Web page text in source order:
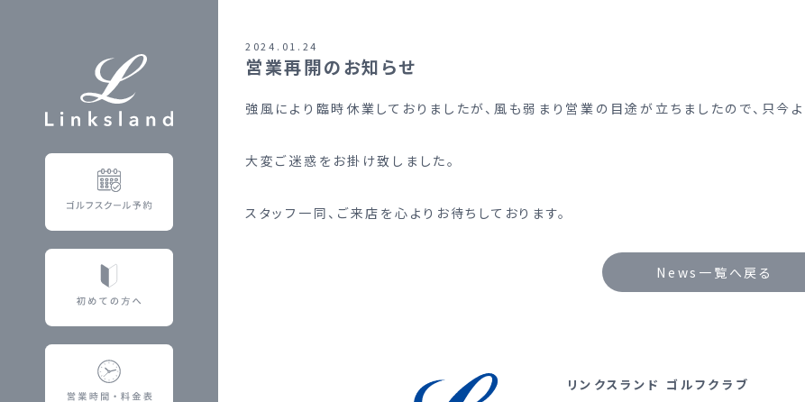
2024.01.24
営業再開のお知らせ
強風により臨時休業しておりましたが、風も弱まり営業の目途が立ちましたので、只今
大変ご迷惑をお掛け致しました。
スタッフ一同、ご来店を心よりお待ちしております。
News一覧へ戻る
リンクスランド ゴルフクラブ